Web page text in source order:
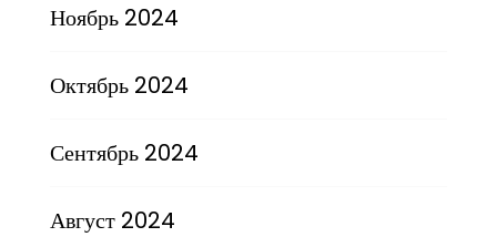
Ноябрь 2024
Октябрь 2024
Сентябрь 2024
Август 2024